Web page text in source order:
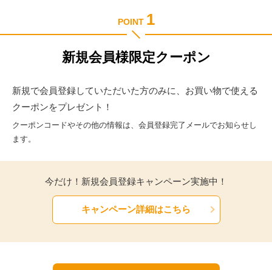
POINT 1
新規会員様限定クーポン
新規で会員登録していただいた方のみに、お買い物で使える
クーポンをプレゼント！
クーポンコードやその他の情報は、会員登録完了メールでお知らせし
ます。
今だけ！新規会員登録キャンペーン実施中！
キャンペーン詳細はこちら